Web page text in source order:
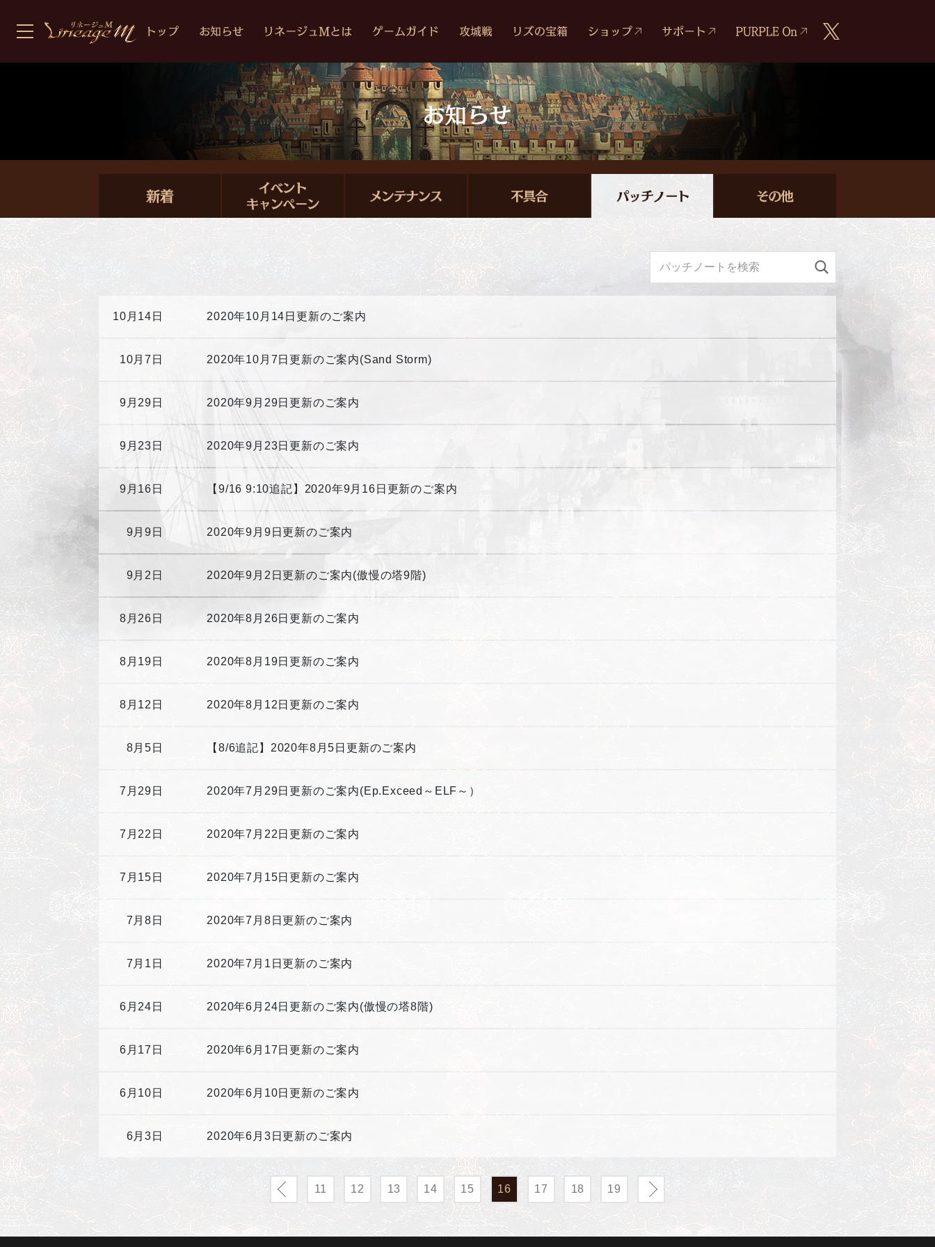
10月14日 2020年10月14日更新のご案内
10月7日 2020年10月7日更新のご案内(Sand Storm)
9月29日 2020年9月29日更新のご案内
9月23日 2020年9月23日更新のご案内
9月16日 【9/16 9:10追記】2020年9月16日更新のご案内
9月9日 2020年9月9日更新のご案内
9月2日 2020年9月2日更新のご案内(傲慢の塔9階)
8月26日 2020年8月26日更新のご案内
8月19日 2020年8月19日更新のご案内
8月12日 2020年8月12日更新のご案内
8月5日 【8/6追記】2020年8月5日更新のご案内
7月29日 2020年7月29日更新のご案内(Ep.Exceed～ELF～）
7月22日 2020年7月22日更新のご案内
7月15日 2020年7月15日更新のご案内
7月8日 2020年7月8日更新のご案内
7月1日 2020年7月1日更新のご案内
6月24日 2020年6月24日更新のご案内(傲慢の塔8階)
6月17日 2020年6月17日更新のご案内
6月10日 2020年6月10日更新のご案内
6月3日 2020年6月3日更新のご案内
11 12 13 14 15 16 17 18 19